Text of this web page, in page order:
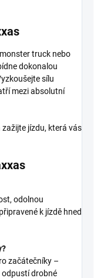
truck nebo
dokonalou
sílu
mezi absolutní
zažijte jízdu, která vás
odolnou
k jízdě hned
začátečníky –
odpustí drobné